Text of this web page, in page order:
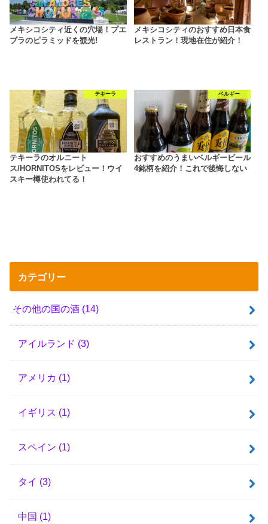
メキシコシティ近くの穴場！プエ
ブラのピラミッドを観光!
メキシコシティのおすすめ日本食
レストラン！現地在住が紹介！
テキーラ
テキーラのオルニート
ス/HORNITOSをレビュー！ウイ
スキー樽使われてる！
ベルギー
おすすめのうまいベルギービール
4銘柄を紹介！これで後悔しない
カテゴリー
その他の国の酒 (14)
アイルランド (3)
アメリカ (1)
イギリス (1)
スペイン (1)
タイ (3)
中国 (1)